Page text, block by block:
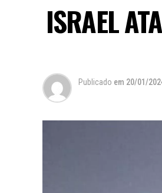
ISRAEL
Publicado em 20/01/